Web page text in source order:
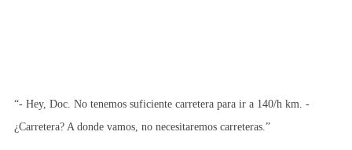
“- Hey, Doc. No tenemos suficiente carretera para ir a 140/h km. -
¿Carretera? A donde vamos, no necesitaremos carreteras.”